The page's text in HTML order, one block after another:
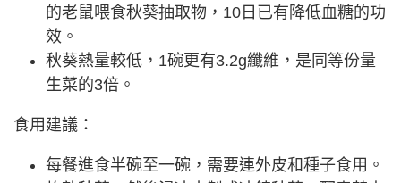
的老鼠喂食秋葵抽取物，10日已有降低血糖的功
效。
秋葵熱量較低，1碗更有3.2g纖維，是同等份量
生菜的3倍。
食用建議：
每餐進食半碗至一碗，需要連外皮和種子食用。